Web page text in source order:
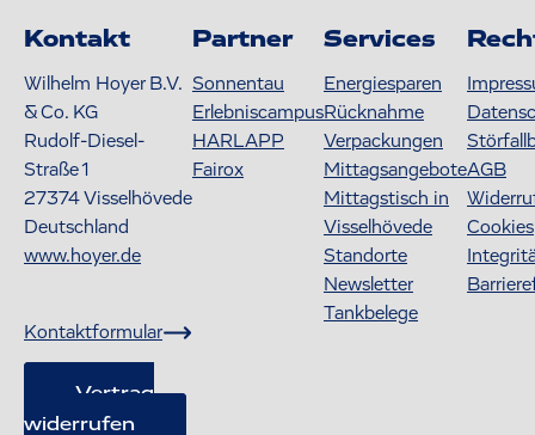
Kontakt
Wilhelm Hoyer B.V.
& Co. KG
Rudolf-Diesel-
Straße 1
27374Visselhövede
Deutschland
www.hoyer.de
Kontaktformular
Vertrag
widerrufen
Partner
Sonnentau
Erlebniscampus
HARLAPP
Fairox
Services
Energiesparen
Rücknahme
Verpackungen
Mittagsangebote
Mittagstisch in
Visselhövede
Standorte
Newsletter
Tankbelege
AGB
Cookies